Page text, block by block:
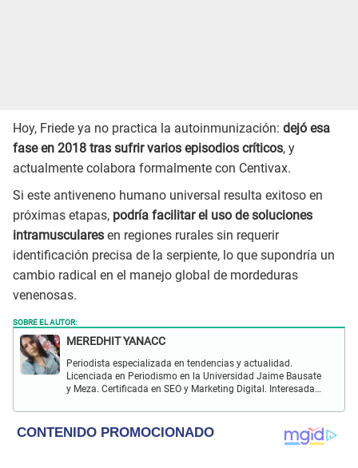
Hoy, Friede ya no practica la autoinmunización: dejó esa
fase en 2018 tras sufrir varios episodios críticos, y
actualmente colabora formalmente con Centivax.
Si este antiveneno humano universal resulta exitoso en
próximas etapas, podría facilitar el uso de soluciones
intramusculares en regiones rurales sin requerir
identificación precisa de la serpiente, lo que supondría un
cambio radical en el manejo global de mordeduras
venenosas.
SOBRE EL AUTOR:
MEREDHIT YANACC
Periodista especializada en tendencias y actualidad.
Licenciada en Periodismo en la Universidad Jaime Bausate
y Meza. Certificada en SEO y Marketing Digital. Interesada
farándula y más.